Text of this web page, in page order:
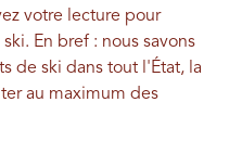
votre lecture pour
En bref : nous savons
de ski dans tout l'État, la
au maximum des